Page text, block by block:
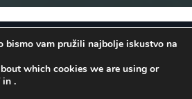
d.o.o. 2026
. Configured
. Sva prava pridržana.
bismo vam pružili najbolje iskustvo na
which cookies we are using or
in .